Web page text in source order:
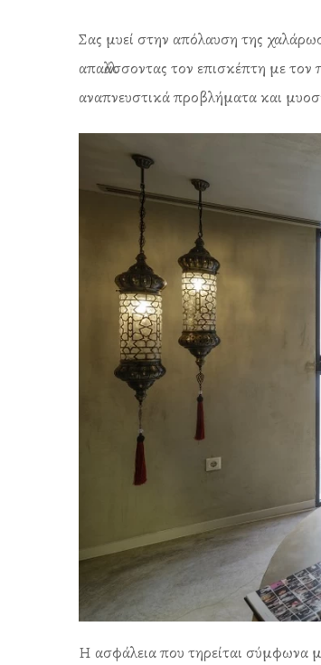
Σας μυεί στην απόλαυση της
απαλλάσσοντας τον επισκέπτη με
αναπνευστικά προβλήματα και
Η ασφάλεια που τηρείται σύμφωνα